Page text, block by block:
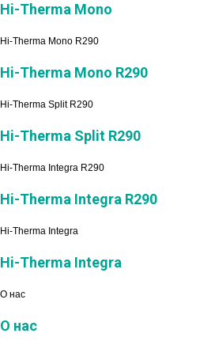
Hi-Therma Mono
Hi-Therma Mono R290
Hi-Therma Mono R290
Hi-Therma Split R290
Hi-Therma Split R290
Hi-Therma Integra R290
Hi-Therma Integra R290
Hi-Therma Integra
Hi-Therma Integra
О нас
О нас